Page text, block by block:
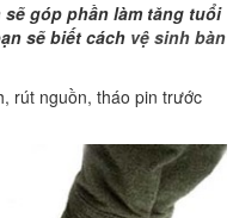
Tin Tức Khuyến Mại
sẽ góp phần làm tăng tuổi
sẽ biết cách vệ sinh bàn
rút nguồn, tháo pin trước